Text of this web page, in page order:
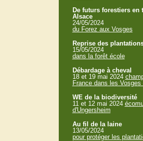
De futurs forestiers en
Alsace
24/05/2024
du Forez aux Vosges
Reprise des
15/05/2024
dans la forêt école
Débardage à cheval
18 et 19 mai 2024
France dans les Vosges
WE de la biodiversité
11 et 12 mai 2024
d'Ungersheim
Au fil de la laine
13/05/2024
pour protéger les